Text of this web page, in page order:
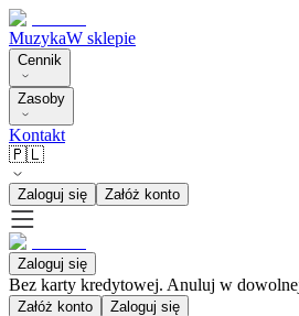
MuzykaW sklepie
Cennik
Zasoby
Kontakt
🇵🇱
Zaloguj się Załóż konto
Zaloguj się
Bez karty kredytowej. Anuluj w
Załóż konto Zaloguj się